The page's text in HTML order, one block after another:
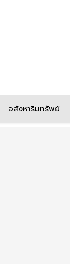
อสังหาริมทรัพย์